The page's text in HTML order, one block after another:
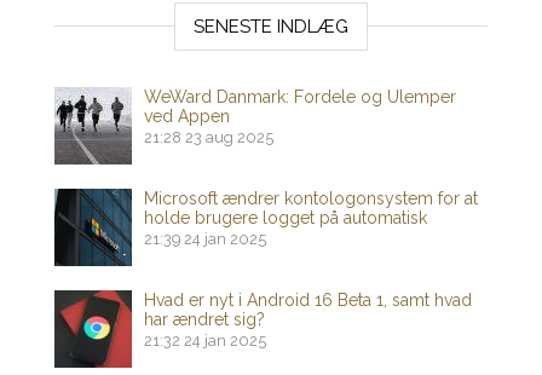
SENESTE INDLÆG
WeWard Danmark: Fordele og Ulemper
ved Appen
21:28 23 aug 2025
Microsoft ændrer kontologonsystem for at
holde brugere logget på automatisk
21:39 24 jan 2025
Hvad er nyt i Android 16 Beta 1, samt hvad
har ændret sig?
21:32 24 jan 2025